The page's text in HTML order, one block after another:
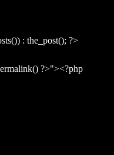
: the_post(); ?>
?>"><?php